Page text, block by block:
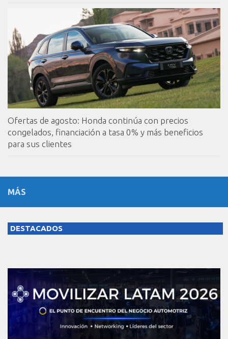
Ofertas de agosto: Honda continúa con precios
congelados, financiación a tasa 0% y más beneficios
para sus clientes
MÁS
DESTACADOS